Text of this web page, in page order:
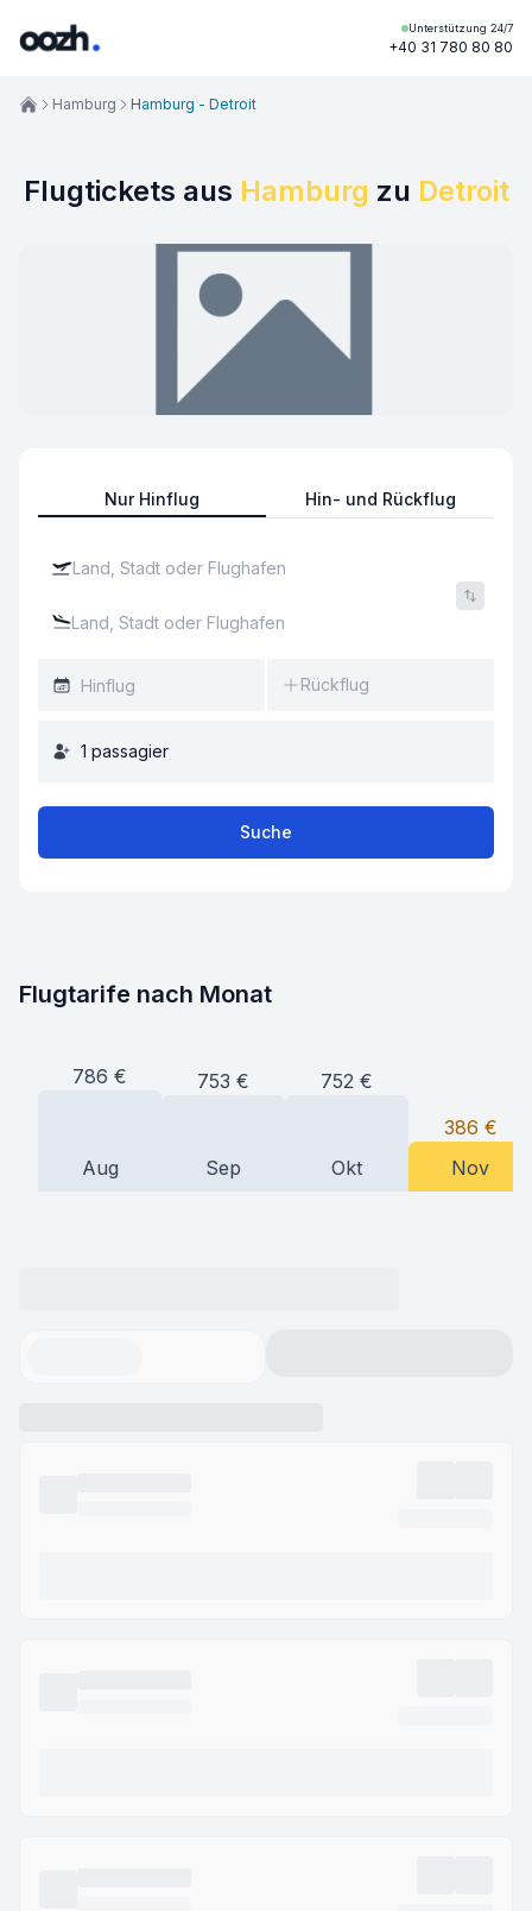
Unterstützung 24/7
+40 31 780 80 80
Flugtickets aus Hamburg zu Detroit
Nur Hinflug Hin- und Rückflug
Rückflug
1 passagier
Suche
Hamburg Hamburg - Detroit
Flugtarife nach Monat
786 €
Aug
753 €
Sep
752 €
Okt
386 €
Nov